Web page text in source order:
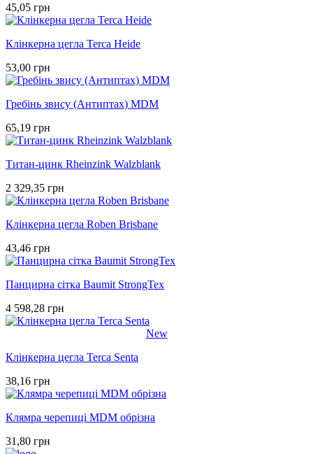
45,05 грн
Клінкерна цегла Terca Heide
53,00 грн
Гребінь звису (Антиптах) MDM
65,19 грн
Титан-цинк Rheinzink Walzblank
2 329,35 грн
Клінкерна цегла Roben Brisbane
43,46 грн
Панцирна сітка Baumit StrongTex
4 598,28 грн
New
Клінкерна цегла Terca Senta
38,16 грн
Клямра черепиці MDM обрізна
31,80 грн